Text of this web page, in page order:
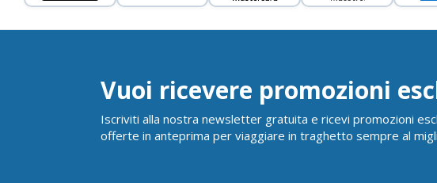
Vuoi ricevere promozioni
Iscriviti alla nostra newsletter gratuita e ricevi promozioni
offerte in anteprima per viaggiare in traghetto sempre al